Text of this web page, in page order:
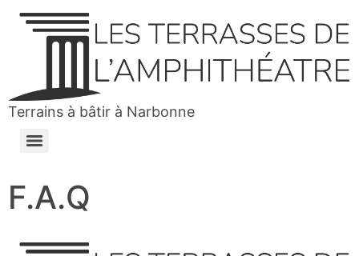
Terrains à bâtir à Narbonne
F.A.Q